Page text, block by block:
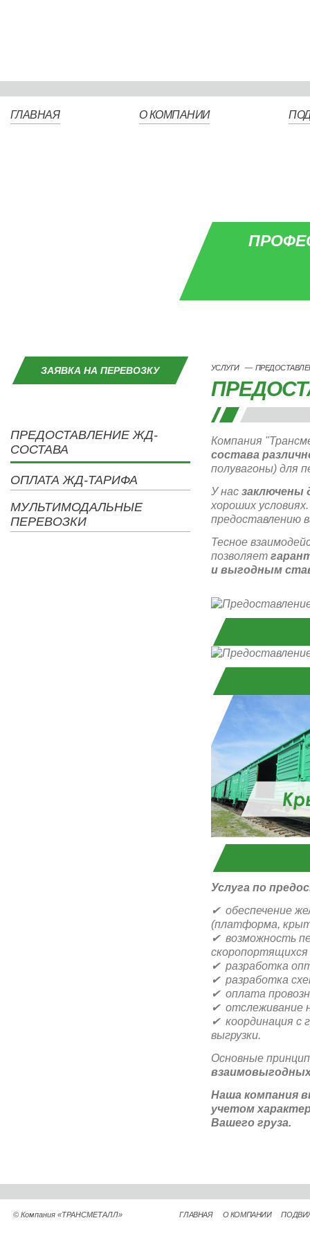
ГЛАВНАЯ О КОМПАНИИ
ЗАЯВКА НА ПЕРЕВОЗКУ
ПРЕДОСТАВЛЕНИЕ ЖД-
СОСТАВА
ОПЛАТА ЖД-ТАРИФА
МУЛЬТИМОДАЛЬНЫЕ
ПЕРЕВОЗКИ
УСЛУГИ —
Компания
состава
полувагоны) для
У нас заключены
хороших
предоставлению
Тесное
позволяет
и выгодным
Услуга по
✔ обеспечение
(платформа,
✔ возможность
скоропортящихся
✔ разработка
✔ разработка
✔ оплата
✔ отслеживание
✔ координация с
выгрузки.
Основные
Наша компания
учетом
Вашего груза.
© Компания «ТРАНСМЕТАЛЛ» ГЛАВНАЯ О КОМПАНИИ